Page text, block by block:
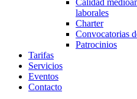
Calidad
laborales
Charter
Convocatorias
Patrocinios
Tarifas
Servicios
Eventos
Contacto